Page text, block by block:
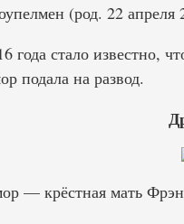
(род. 22 апреля
года стало известно,
подала на развод.
— крёстная мать